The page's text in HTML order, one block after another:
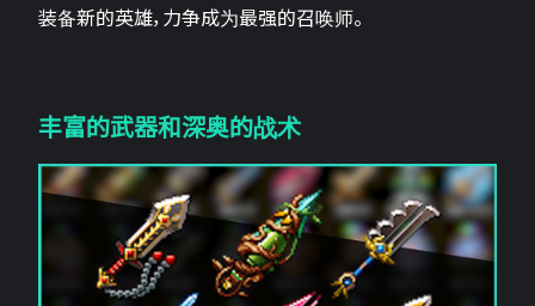
装备新的英雄，力争成为最强的召唤师。
丰富的武器和深奥的战术